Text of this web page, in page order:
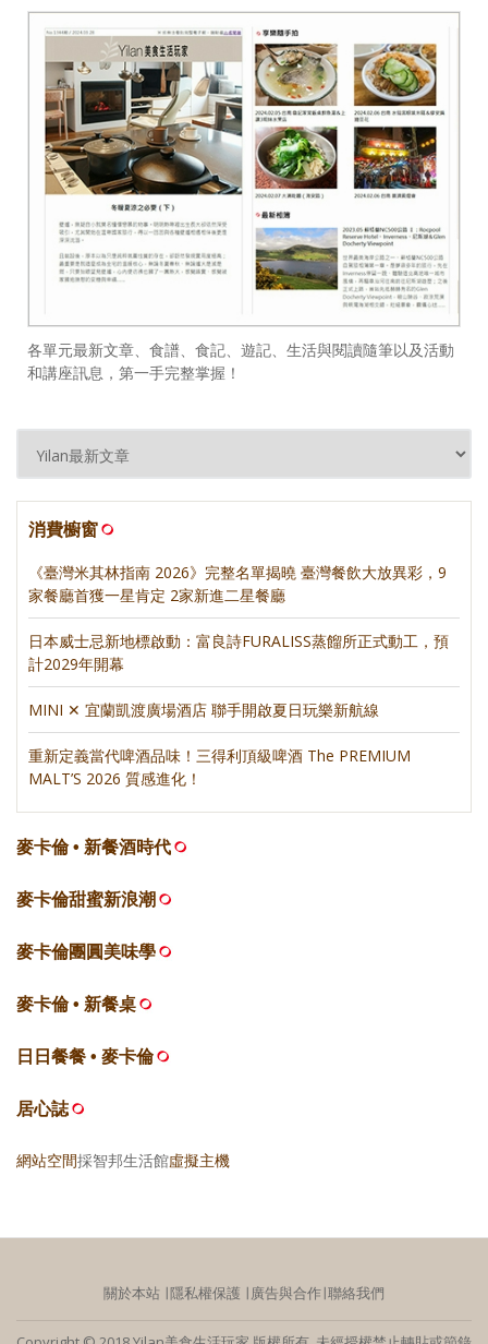
各單元最新文章、食譜、食記、遊記、生活與閱讀隨筆以及活動
和講座訊息，第一手完整掌握！
消費櫥窗
《臺灣米其林指南 2026》完整名單揭曉 臺灣餐飲大放異彩，9
家餐廳首獲一星肯定 2家新進二星餐廳
日本威士忌新地標啟動：富良詩FURALISS蒸餾所正式動工，預
計2029年開幕
MINI ✕ 宜蘭凱渡廣場酒店 聯手開啟夏日玩樂新航線
重新定義當代啤酒品味！三得利頂級啤酒 The PREMIUM
MALT’S 2026 質感進化！
麥卡倫 • 新餐酒時代
麥卡倫甜蜜新浪潮
麥卡倫團圓美味學
麥卡倫 • 新餐桌
日日餐餐 • 麥卡倫
居心誌
網站空間採智邦生活館虛擬主機
關於本站 ∣隱私權保護 ∣廣告與合作∣聯絡我們